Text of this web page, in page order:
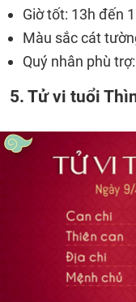
Giờ tốt: 13h đến
Màu sắc cát
Quý nhân phù
5. Tử vi tuổi